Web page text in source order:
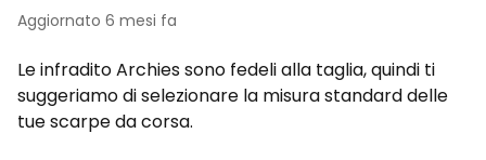
Aggiornato 6 mesi fa
Le infradito Archies sono fedeli alla taglia, quindi ti
suggeriamo di selezionare la misura standard delle
tue scarpe da corsa.